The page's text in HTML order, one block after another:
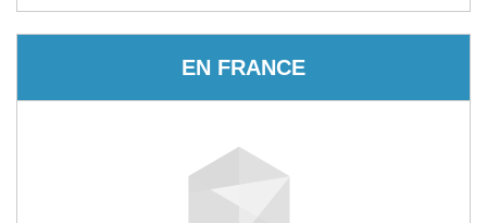
EN FRANCE